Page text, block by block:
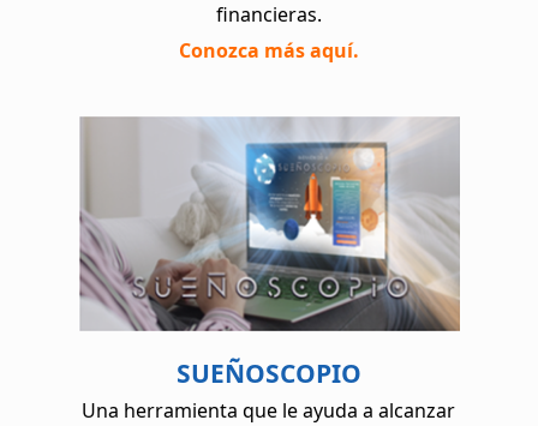
financieras.
Conozca más aquí.
SUEÑOSCOPIO
Una herramienta que le ayuda a alcanzar